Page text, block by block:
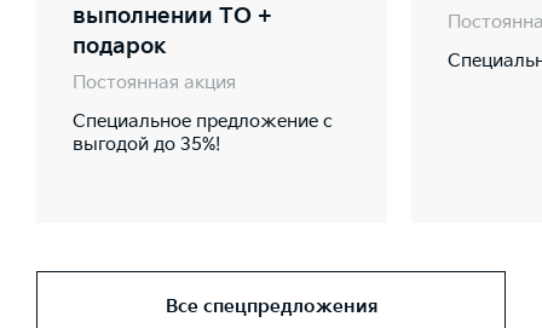
выполнении ТО +
подарок
Постоянная акция
Специальное предложение с
выгодой до 35%!
Все спецпредложения